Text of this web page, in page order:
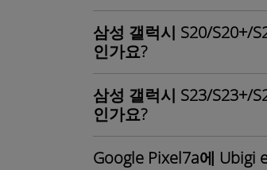
삼성 갤럭시 S20/S20+/
인가요?
삼성 갤럭시 S23/S23+/
인가요?
Google Pixel7a에 Ubigi